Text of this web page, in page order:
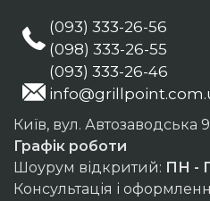
(093) 333-26-56
(098) 333-26-55
(093) 333-26-46
Київ, вул. Автозаводська
Графік роботи
Шоурум відкритий: ПН -
Консультація і